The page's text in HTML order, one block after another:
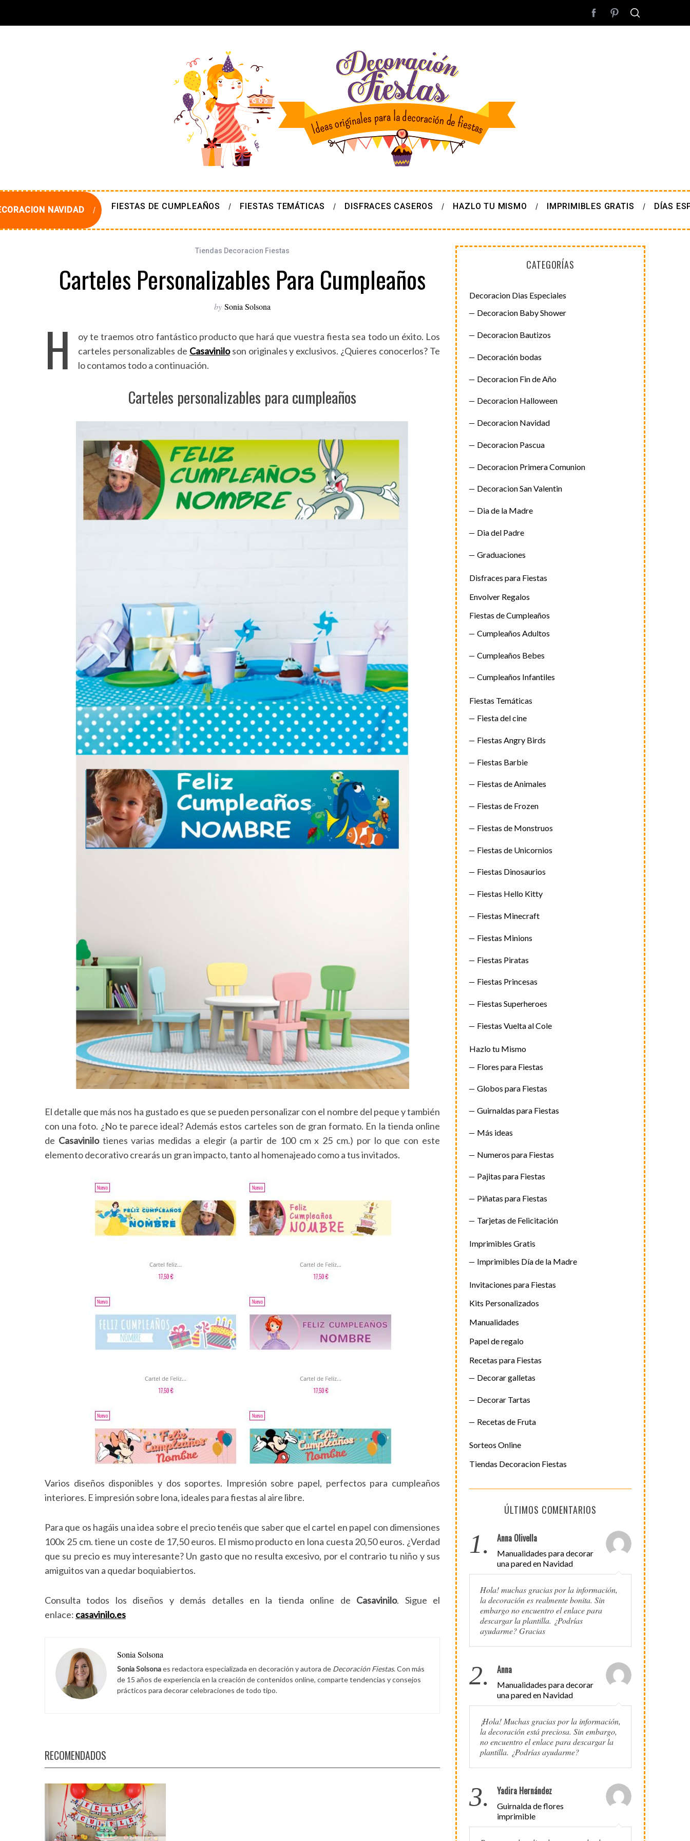
NAVIDAD FIESTAS DE CUMPLEAÑOS FIESTAS TEMÁTICAS DISFRACES CASEROS HAZLO TU MISMO IMPRIMIBLES GRATIS DÍAS
Tiendas Decoracion Fiestas
Carteles Personalizables Para Cumpleaños
by Sonia Solsona
H
oy te traemos otro fantástico producto que hará que vuestra fiesta sea todo un éxito. Los
carteles personalizables de Casavinilo son originales y exclusivos. ¿Quieres conocerlos? Te
lo contamos todo a continuación.
Carteles personalizables para cumpleaños
El detalle que más nos ha gustado es que se pueden personalizar con el nombre del peque y también
con una foto. ¿No te parece ideal? Además estos carteles son de gran formato. En la tienda online
de Casavinilotienes varias medidas a elegir (a partir de 100 cm x 25 cm.) por lo que con este
elemento decorativo crearás un gran impacto, tanto al homenajeado como a tus invitados.
Varios diseños disponibles y dos soportes. Impresión sobre papel, perfectos para cumpleaños
interiores. E impresión sobre lona, ideales para fiestas al aire libre.
Para que os hagáis una idea sobre el precio tenéis que saber que el cartel en papel con dimensiones
100x 25 cm. tiene un coste de 17,50 euros. El mismo producto en lona cuesta 20,50 euros. ¿Verdad
que su precio es muy interesante? Un gasto que no resulta excesivo, por el contrario tu niño y sus
amiguitos van a quedar boquiabiertos.
Consulta todos los diseños y demás detalles en la tienda online de Casavinilo. Sigue el
enlace: casavinilo.es
Sonia Solsona
Sonia Solsonaes redactora especializada en decoración y autora de Decoración Fiestas. Con más
de 15 años de experiencia en la creación de contenidos online, comparte tendencias y consejos
prácticos para decorar celebraciones de todo tipo.
RECOMENDADOS
CATEGORÍAS
Decoracion Dias Especiales
Decoracion Baby Shower
Decoracion Bautizos
Decoración bodas
Decoracion Fin de Año
Decoracion Halloween
Decoracion Navidad
Decoracion Pascua
Decoracion Primera Comunion
Decoracion San Valentin
Dia de la Madre
Dia del Padre
Graduaciones
Disfraces para Fiestas
Envolver Regalos
Fiestas de Cumpleaños
Cumpleaños Adultos
Cumpleaños Bebes
Cumpleaños Infantiles
Fiestas Temáticas
Fiesta del cine
Fiestas Angry Birds
Fiestas Barbie
Fiestas de Animales
Fiestas de Frozen
Fiestas de Monstruos
Fiestas de Unicornios
Fiestas Dinosaurios
Fiestas Hello Kitty
Fiestas Minecraft
Fiestas Minions
Fiestas Piratas
Fiestas Princesas
Fiestas Superheroes
Fiestas Vuelta al Cole
Hazlo tu Mismo
Flores para Fiestas
Globos para Fiestas
Guirnaldas para Fiestas
Más ideas
Numeros para Fiestas
Pajitas para Fiestas
Piñatas para Fiestas
Tarjetas de Felicitación
Imprimibles Gratis
Imprimibles Día de la Madre
Invitaciones para Fiestas
Kits Personalizados
Manualidades
Papel de regalo
Recetas para Fiestas
Decorar galletas
Decorar Tartas
Recetas de Fruta
Sorteos Online
Tiendas Decoracion Fiestas
ÚLTIMOS COMENTARIOS
1. Anna Olivella
Manualidades para decorar
una pared en Navidad
Hola! muchas gracias por la información,
la decoración es realmente bonita. Sin
embargo no encuentro el enlace para
descargar la plantilla. ¿Podrías
ayudarme? Gracias
2. Anna
Manualidades para decorar
una pared en Navidad
¡Hola! Muchas gracias por la información,
la decoración está preciosa. Sin embargo,
no encuentro el enlace para descargar la
plantilla. ¿Podrías ayudarme?
3. Yadira Hernández
Guirnalda de flores
imprimible
S
e
r
c
h
f
o
r
: